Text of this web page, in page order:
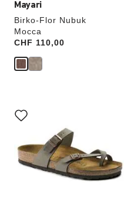
Mayari
Birko-Flor Nubuk
Mocca
Price:
CHF 110,00
Anklicken
der
werden
die
Produktbilder
aktualisiert.